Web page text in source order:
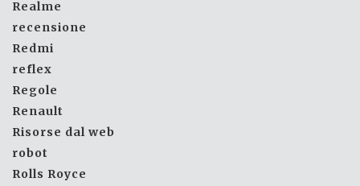
Realme
recensione
Redmi
reflex
Regole
Renault
Risorse dal web
robot
Rolls Royce